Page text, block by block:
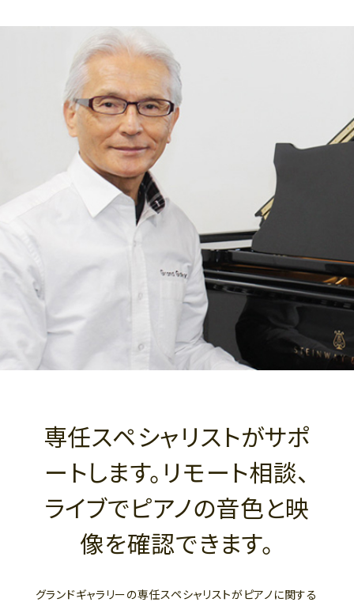
専任スペシャリストがサポ
ートします。リモート相談、
ライブでピアノの音色と映
像を確認できます。
グランドギャラリーの専任スペシャリストがピアノに関する